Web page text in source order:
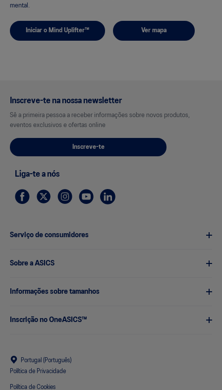
mental.
Iniciar o Mind Uplifter™ Ver mapa
Inscreve-te na nossa newsletter
Sê a primeira pessoa a receber informações sobre novos produtos,
eventos exclusivos e ofertas online
Inscreve-te
Liga-te a nós
Serviço de consumidores
Sobre a ASICS
Informações sobre tamanhos
Inscrição no OneASICS™
Portugal (Português)
Política de Privacidade
Política de Cookies